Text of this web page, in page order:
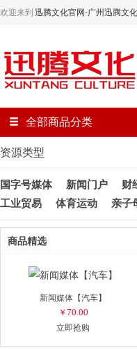
欢迎来到迅腾文化官网-广州迅腾文
全部商品分类
资源类型
国字号媒体 新闻门户 财
工业贸易
体育运动 亲子
商品精选
新闻媒体【汽车】
￥ 70.00
立即抢购